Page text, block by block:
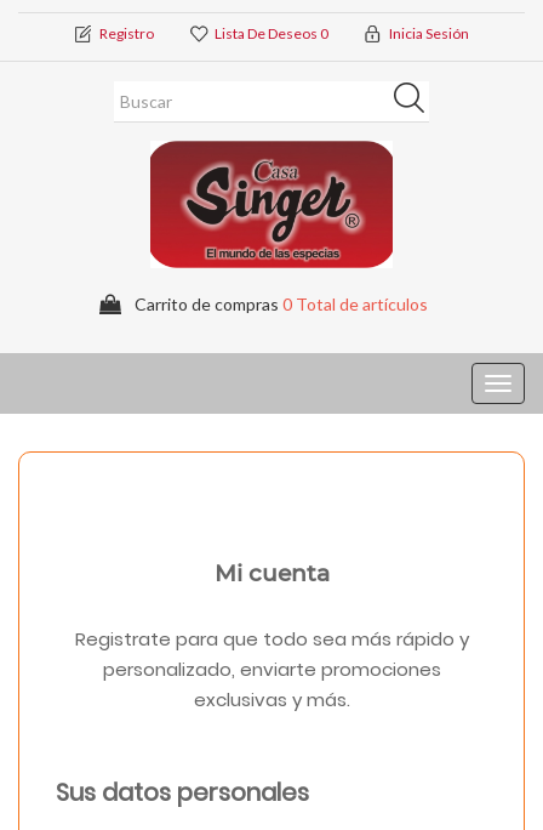
Registro Lista De Deseos 0 Inicia Sesión
Carrito de compras 0 Total de artículos
Mi cuenta
Registrate para que todo sea más rápido y
personalizado, enviarte promociones
exclusivas y más.
Sus datos personales